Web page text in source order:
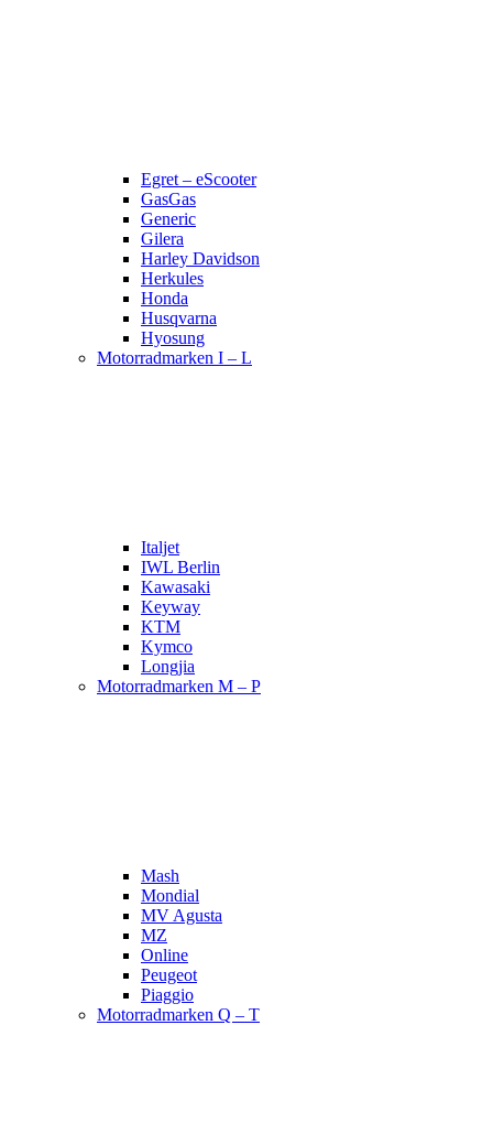
Egret – eScooter
GasGas
Generic
Gilera
Harley Davidson
Herkules
Honda
Husqvarna
Hyosung
Motorradmarken I – L
Italjet
IWL Berlin
Kawasaki
Keyway
KTM
Kymco
Longjia
Motorradmarken M – P
Mash
Mondial
MV Agusta
MZ
Online
Peugeot
Piaggio
Motorradmarken Q – T